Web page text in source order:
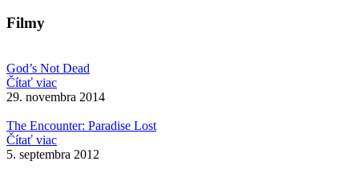
Filmy
God’s Not Dead
Čítať viac
29. novembra 2014
The Encounter: Paradise Lost
Čítať viac
5. septembra 2012